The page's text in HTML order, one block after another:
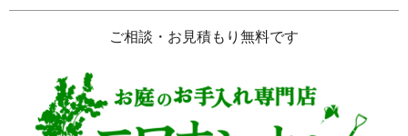
ご相談・お見積もり無料です